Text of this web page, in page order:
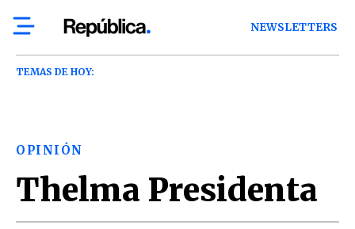
NEWSLETTERS
TEMAS DE HOY:
OPINIÓN
Thelma Presidenta